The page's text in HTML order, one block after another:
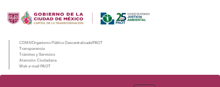
CDMX/Organismo Público Descentralizado/PAOT
Transparencia
Trámites y Servicios
Atención Ciudadana
Web e-mail PAOT